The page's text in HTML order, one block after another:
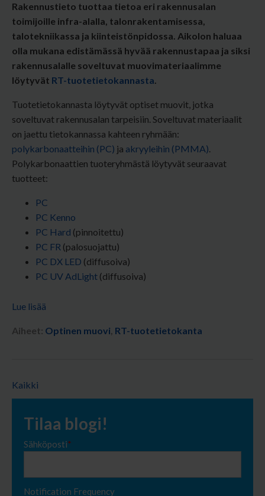
Rakennustieto tuottaa tietoa eri rakennusalan
toimijoille infra-alalla, talonrakentamisessa,
talotekniikassa ja kiinteistönpidossa. Aikolon haluaa
olla mukana edistämässä hyvää rakennustapaa ja siksi
rakennusalalle soveltuvat muovimateriaalimme
löytyvät RT-tuotetietokannasta.
Tuotetietokannasta löytyvät optiset muovit, jotka
soveltuvat rakennusalan tarpeisiin. Soveltuvat materiaalit
on jaettu tietokannassa kahteen ryhmään:
polykarbonaatteihin (PC) ja akryyleihin (PMMA).
Polykarbonaattien tuoteryhmästä löytyvät seuraavat
tuotteet:
PC
PC Kenno
PC Hard (pinnoitettu)
PC FR (palosuojattu)
PC DX LED (diffusoiva)
PC UV AdLight (diffusoiva)
Lue lisää
Aiheet: Optinen muovi, RT-tuotetietokanta
Kaikki
Tilaa blogi!
Sähköposti*
Notification Frequency